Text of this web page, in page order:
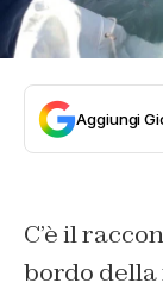
Aggiungi
C’è il
bordo